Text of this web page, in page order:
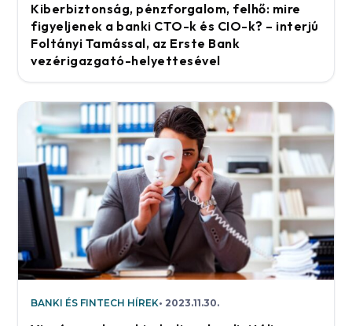
Kiberbiztonság, pénzforgalom, felhő: mire
figyeljenek a banki CTO-k és CIO-k? – interjú
Foltányi Tamással, az Erste Bank
vezérigazgató-helyettesével
BANKI ÉS FINTECH HÍREK 2023.11.30.